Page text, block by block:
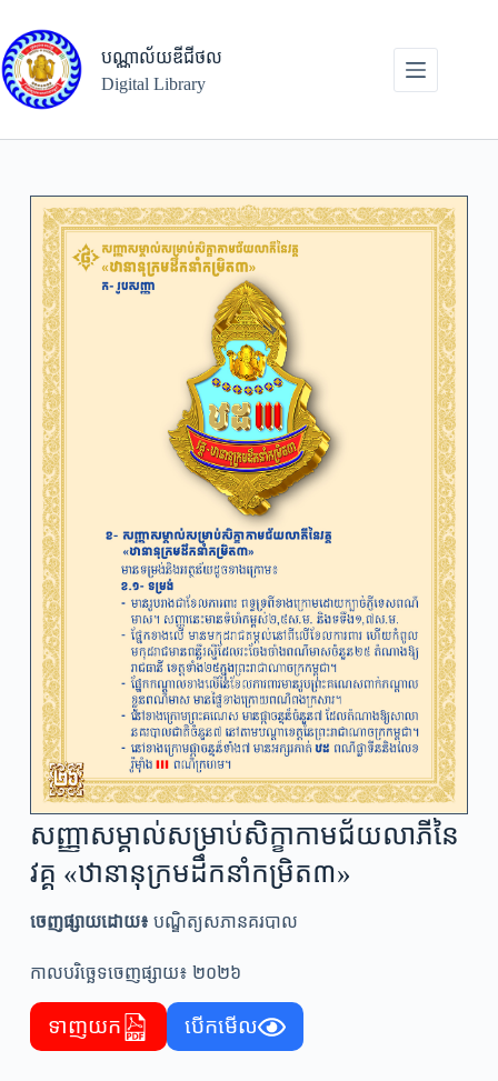
content
បណ្ណាល័យឌីជីថល
Digital Library
សញ្ញាសម្គាល់សម្រាប់សិក្ខាកាមជ័យលាភីនៃ
វគ្គ «ឋានានុក្រមដឹកនាំកម្រិត៣»
ចេញផ្សាយដោយ៖ បណ្ឌិត្យសភានគរបាល
កាលបរិច្ឆេទចេញផ្សាយ៖ ២០២៦
ទាញយក បើកមើល